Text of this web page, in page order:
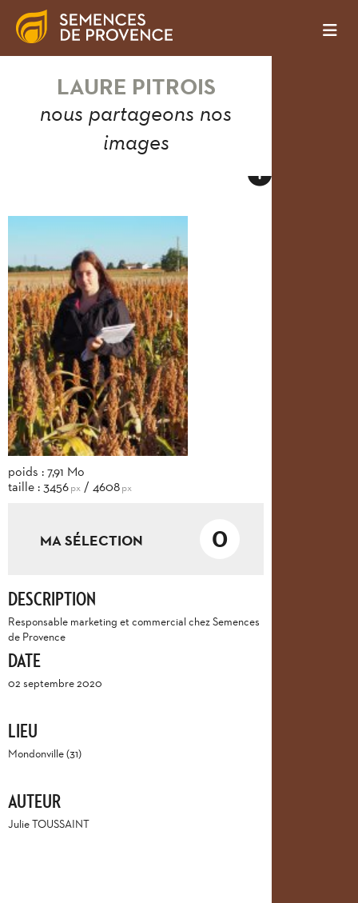
LAURE PITROIS
nous partageons nos
images
poids : 7,91 Mo
taille : 3456px / 4608px
MA SÉLECTION 0
DESCRIPTION
Responsable marketing et commercial chez Semences
de Provence
DATE
02 septembre 2020
LIEU
Mondonville (31)
AUTEUR
Julie TOUSSAINT